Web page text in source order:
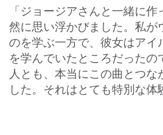
「ジョージアさんと一緒に
然に思い浮かびました。私が
のを学ぶ一方で、彼女はアイ
を学んでいたところだったの
人とも、本当にこの曲とつな
した。それはとても特別な体